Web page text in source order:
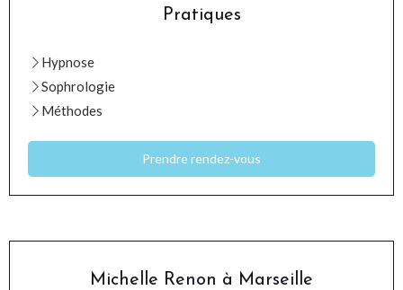
Pratiques
Hypnose
Sophrologie
Méthodes
Prendre rendez-vous
Michelle Renon à Marseille